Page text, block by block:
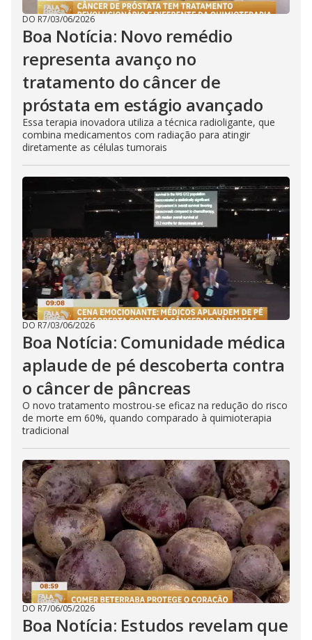
DO R7/03/06/2026
Boa Notícia: Novo remédio
representa avanço no
tratamento do câncer de
próstata em estágio avançado
Essa terapia inovadora utiliza a técnica radioligante, que
combina medicamentos com radiação para atingir
diretamente as células tumorais
DO R7/03/06/2026
Boa Notícia: Comunidade médica
aplaude de pé descoberta contra
o câncer de pâncreas
O novo tratamento mostrou-se eficaz na redução do risco
de morte em 60%, quando comparado à quimioterapia
tradicional
DO R7/06/05/2026
Boa Notícia: Estudos revelam que